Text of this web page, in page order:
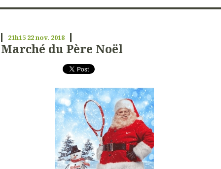
21h15 22nov. 2018
Marché du Père Noël